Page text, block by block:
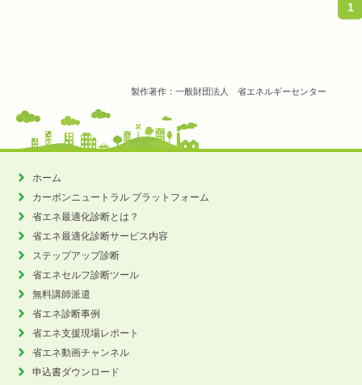
1
製作著作：一般財団法人 省エネルギーセンター
ホーム
カーボンニュートラル プラットフォーム
省エネ最適化診断とは？
省エネ最適化診断サービス内容
ステップアップ診断
省エネセルフ診断ツール
無料講師派遣
省エネ診断事例
省エネ支援現場レポート
省エネ動画チャンネル
申込書ダウンロード